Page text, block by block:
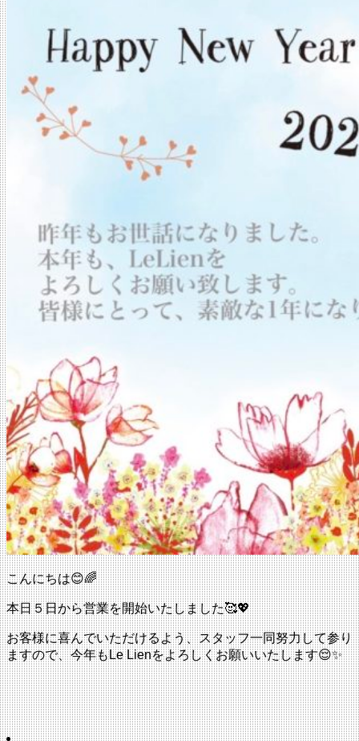
こんにちは😊🌈
本日５日から営業を開始いたしました🥰💖
お客様に喜んでいただけるよう、スタッフ一同努力して参り
ますので、今年もLe Lienをよろしくお願いいたします😌✨